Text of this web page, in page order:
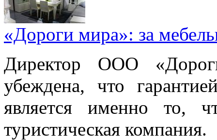
«Дороги мира»: за
Директор ООО
убеждена, что
является именно то,
туристическая компания.